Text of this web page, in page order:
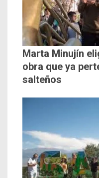
Marta Minujín
obra que ya
salteños